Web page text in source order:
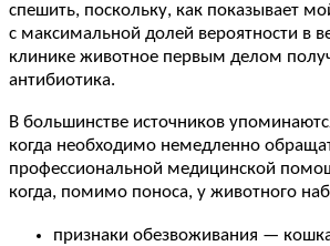
спешить, поскольку, как показывает
с максимальной долей вероятности в
клинике животное первым делом
антибиотика.
В большинстве источников
когда необходимо немедленно
профессиональной медицинской
когда, помимо поноса, у животного
признаки обезвоживания —